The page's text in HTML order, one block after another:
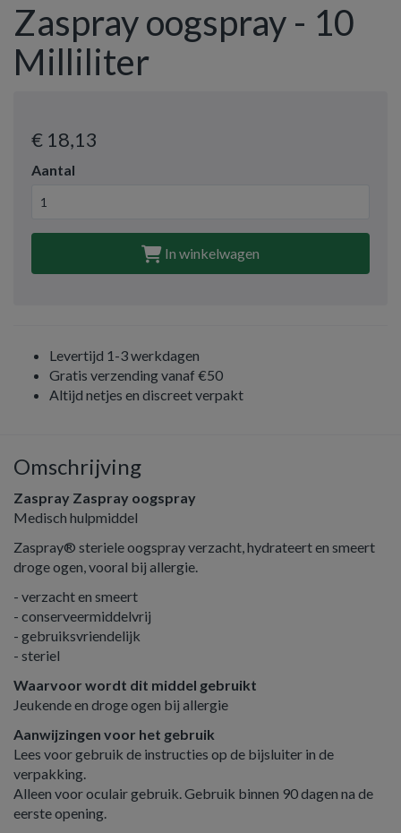
Zaspray oogspray - 10
Milliliter
€ 18,13
Aantal
In winkelwagen
Levertijd 1-3 werkdagen
Gratis verzending vanaf €50
Altijd netjes en discreet verpakt
Omschrijving
Zaspray Zaspray oogspray
Medisch hulpmiddel
Zaspray® steriele oogspray verzacht, hydrateert en smeert
droge ogen, vooral bij allergie.
- verzacht en smeert
- conserveermiddelvrij
- gebruiksvriendelijk
- steriel
Waarvoor wordt dit middel gebruikt
Jeukende en droge ogen bij allergie
Aanwijzingen voor het gebruik
Lees voor gebruik de instructies op de bijsluiter in de
verpakking.
Alleen voor oculair gebruik. Gebruik binnen 90 dagen na de
eerste opening.